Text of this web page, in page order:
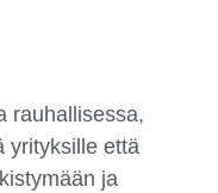
rauhallisessa,
yrityksille että
ja